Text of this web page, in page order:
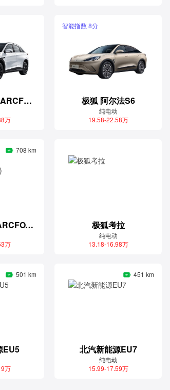
极狐 阿尔法T5(ARCFOX αT5)
万
智能指数 8分
极狐 阿尔法S6
纯电动
19.58-22.58万
708 km
极狐 阿尔法S(ARCFOX αS)
万
极狐考拉
纯电动
13.18-16.98万
501 km
EU5
万
451 km
北汽新能源EU7
纯电动
15.99-17.59万